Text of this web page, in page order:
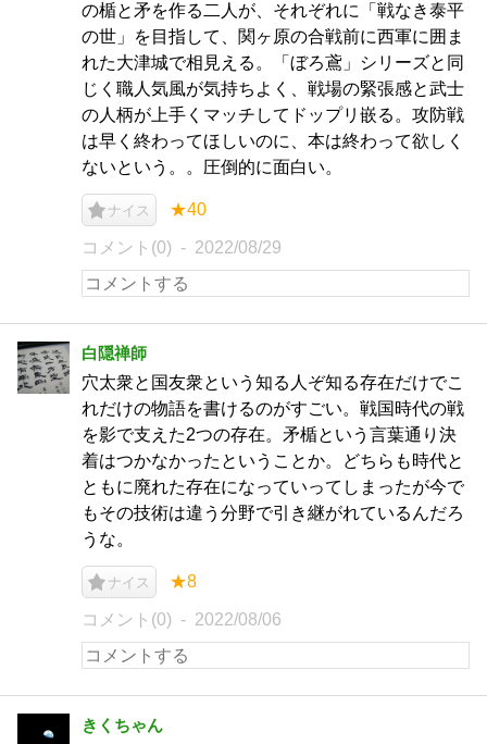
の楯と矛を作る二人が、それぞれに「戦なき泰平
の世」を目指して、関ヶ原の合戦前に西軍に囲ま
れた大津城で相見える。「ぼろ鳶」シリーズと同
じく職人気風が気持ちよく、戦場の緊張感と武士
の人柄が上手くマッチしてドップリ嵌る。攻防戦
は早く終わってほしいのに、本は終わって欲しく
ないという。。圧倒的に面白い。
ナイス ★40
コメント(0) 2022/08/29
白隠禅師
穴太衆と国友衆という知る人ぞ知る存在だけでこ
れだけの物語を書けるのがすごい。戦国時代の戦
を影で支えた2つの存在。矛楯という言葉通り決
着はつかなかったということか。どちらも時代と
ともに廃れた存在になっていってしまったが今で
もその技術は違う分野で引き継がれているんだろ
うな。
ナイス ★8
コメント(0) 2022/08/06
きくちゃん